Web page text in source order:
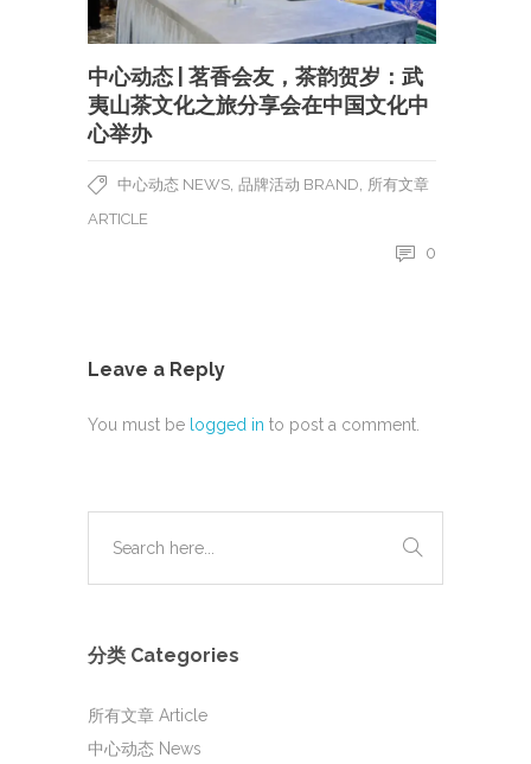
中心动态 | 茗香会友，茶韵贺岁：武
夷山茶文化之旅分享会在中国文化中
心举办
中心动态 NEWS, 品牌活动 BRAND, 所有文章
ARTICLE
0
Leave a Reply
You must be logged in to post a comment.
分类 Categories
所有文章 Article
中心动态 News